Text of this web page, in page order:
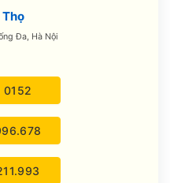
Đa, Hà Nội
0152